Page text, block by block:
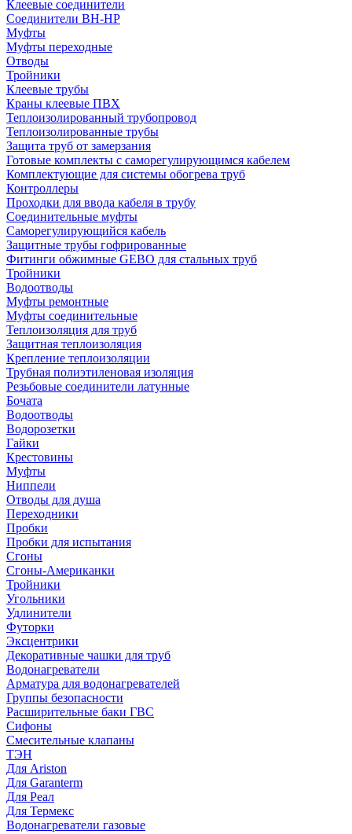
Клеевые соединители
Соединители ВН-НР
Муфты
Муфты переходные
Отводы
Тройники
Клеевые трубы
Краны клеевые ПВХ
Теплоизолированный трубопровод
Теплоизолированные трубы
Защита труб от замерзания
Готовые комплекты с саморегулирующимся кабелем
Комплектующие для системы обогрева труб
Контроллеры
Проходки для ввода кабеля в трубу
Соединительные муфты
Саморегулирующийся кабель
Защитные трубы гофрированные
Фитинги обжимные GEBO для стальных труб
Тройники
Водоотводы
Муфты ремонтные
Муфты соединительные
Теплоизоляция для труб
Защитная теплоизоляция
Крепление теплоизоляции
Трубная полиэтиленовая изоляция
Резьбовые соединители латунные
Бочата
Водоотводы
Водорозетки
Гайки
Крестовины
Муфты
Ниппели
Отводы для душа
Переходники
Пробки
Пробки для испытания
Сгоны
Сгоны-Американки
Тройники
Угольники
Удлинители
Футорки
Эксцентрики
Декоративные чашки для труб
Водонагреватели
Арматура для водонагревателей
Группы безопасности
Расширительные баки ГВС
Сифоны
Смесительные клапаны
ТЭН
Для Ariston
Для Garanterm
Для Реал
Для Термекс
Водонагреватели газовые